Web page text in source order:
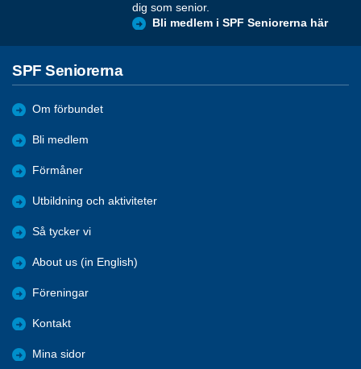
dig som senior.
Bli medlem i SPF Seniorerna här
SPF Seniorerna
Om förbundet
Bli medlem
Förmåner
Utbildning och aktiviteter
Så tycker vi
About us (in English)
Föreningar
Kontakt
Mina sidor